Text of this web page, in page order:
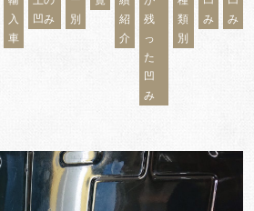
入
車
凹み
別
紹
介
残
っ
た
凹
み
類
別
み
み